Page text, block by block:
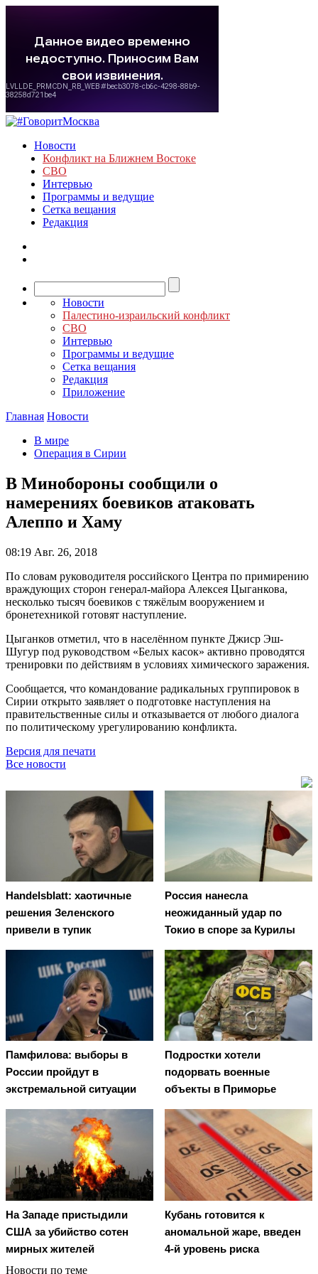
Новости
Конфликт на Ближнем Востоке
СВО
Интервью
Программы и ведущие
Сетка вещания
Редакция
Новости
Палестино-израильский конфликт
СВО
Интервью
Программы и ведущие
Сетка вещания
Редакция
Приложение
Главная Новости
В мире
Операция в Сирии
В Минобороны сообщили о
намерениях боевиков атаковать
Алеппо и Хаму
08:19 Авг. 26, 2018
По словам руководителя российского Центра по примирению
враждующих сторон генерал-майора Алексея Цыганкова,
несколько тысяч боевиков с тяжёлым вооружением и
бронетехникой готовят наступление.
Цыганков отметил, что в населённом пункте Джиср Эш-
Шугур под руководством «Белых касок» активно проводятся
тренировки по действиям в условиях химического заражения.
Сообщается, что командование радикальных группировок в
Сирии открыто заявляет о подготовке наступления на
правительственные силы и отказывается от любого диалога
по политическому урегулированию конфликта.
Версия для печати
Все новости
Handelsblatt: хаотичные
решения Зеленского
привели в тупик
Россия нанесла
неожиданный удар по
Токио в споре за Курилы
Памфилова: выборы в
России пройдут в
экстремальной ситуации
Подростки хотели
подорвать военные
объекты в Приморье
На Западе пристыдили
США за убийство сотен
мирных жителей
Кубань готовится к
аномальной жаре, введен
4-й уровень риска
Новости по теме